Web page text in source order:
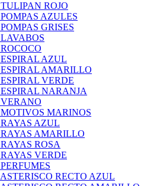
ROJO
AZULES
GRISES
ESPIRAL AZUL
ESPIRAL AMARILLO
VERDE
ESPIRAL NARANJA
VERANO
MOTIVOS MARINOS
RAYAS AZUL
RAYAS AMARILLO
ROSA
VERDE
RECTO AZUL